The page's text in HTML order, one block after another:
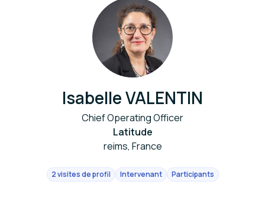
Isabelle VALENTIN
Chief Operating Officer
Latitude
reims, France
2 visites de profil Intervenant Participants